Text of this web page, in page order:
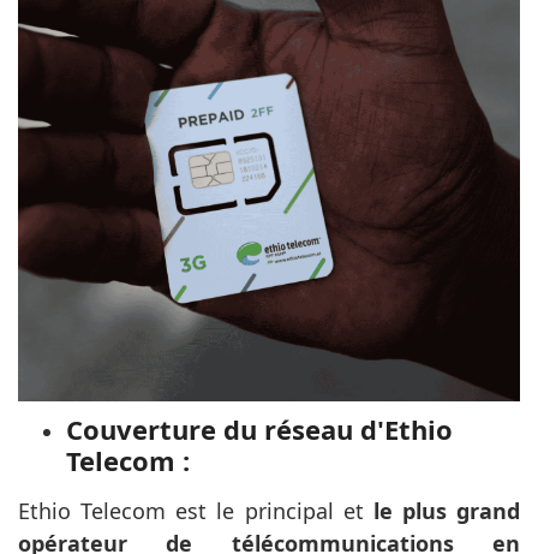
Couverture du réseau d'Ethio
Telecom :
Ethio Telecom est le principal et le plus grand
opérateur de télécommunications en